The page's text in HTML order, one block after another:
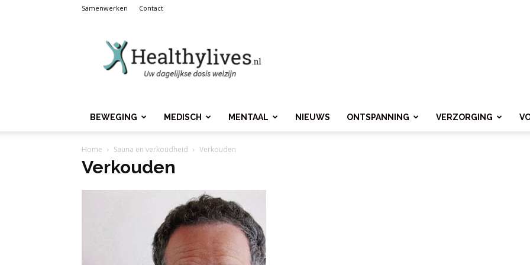
Samenwerken Contact
BEWEGING MEDISCH MENTAAL NIEUWS ONTSPANNING VERZORGING
Home Sauna en verkoudheid Verkouden
Verkouden